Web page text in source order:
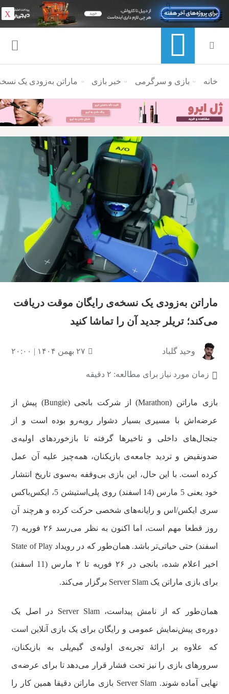
منوی ناوبری خرده نان
خانه بازی و سرگرمی خبر بازی ماراتن به‌زودی یک
ماراتن به‌زودی یک نسخه‌ی رایگان موقت دریافت
می‌کند؛ تریلر جدید آن را تماشا کنید
وحید گلباد ۲۷ بهمن ۱۴۰۴ | ۲۰:۰۰
زمان مورد نیاز برای مطالعه: ۲ دقیقه
بازی ماراتن (Marathon) از شرکت بانجی (Bungie) پیش از
عرضه‌اش با مسیری بسیار دشوار روبه‌رو بوده است و از
جنجال‌های داخلی و تاخیرها گرفته تا بازخوردهای اولیه‌ی
ضدونقیض و تردید جامعه‌ی بازیکنان، همه‌چیز علیه آن عمل
کرده است. با این‌ حال، این بازی بی‌وقفه به‌سوی تاریخ انتشار
خود یعنی 5 مارس (14 اسفند) روی پلی‌استیشن 5، ایکس‌باکس
سری ایکس/اس و رایانه‌های شخصی حرکت کرده و هرچند آن
روز قطعا مهم است، اما اکنون به نظر می‌رسد ۲۶ فوریه (7
اسفند) حتی حیاتی‌تر باشد. همان‌طور که در رویداد State of Play
اخیر اعلام شده، بانجی در ۲۶ فوریه تا ۲ مارس (11 اسفند)
برای بازی ماراتن یک Server Slam برگزار می‌کند.
همان‌طور که از نامش پیداست، Server Slam در اصل یک
دوره‌ی پیش‌نمایش عمومی و رایگان برای یک بازی آنلاین است
که علاوه بر ارائهٔ تجربه‌ی اولیه‌ی گیم‌پلی به بازیکنان،
سرورهای بازی را نیز تحت فشار قرار می‌دهد تا برای عرضه‌ی
نهایی آماده شوند. Server Slam بازی ماراتن دقیقا همین کار را
X